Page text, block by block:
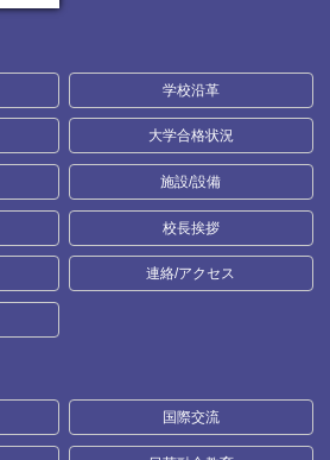
学校沿革
大学合格状況
施設/設備
校長挨拶
連絡/アクセス
国際交流